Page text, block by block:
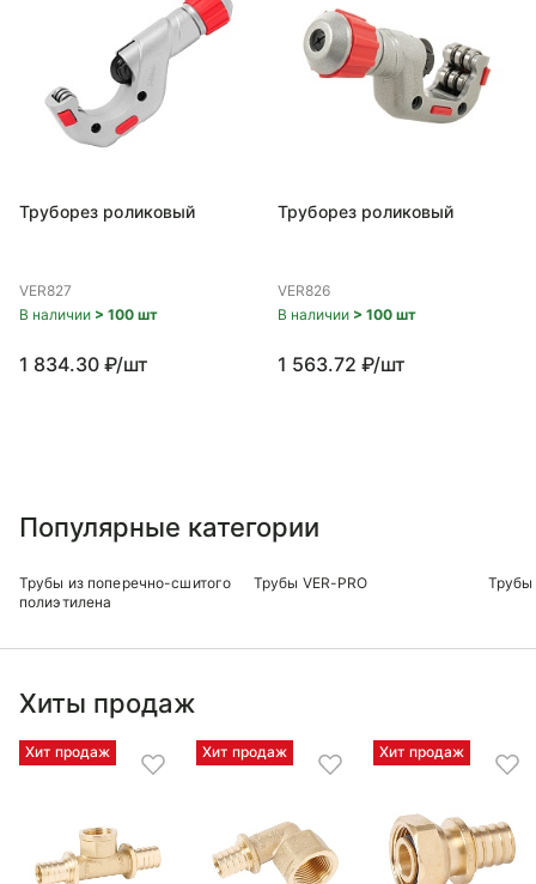
Труборез роликовый
VER827
В наличии > 100 шт
1 834.30 ₽/шт
Труборез роликовый
VER826
В наличии > 100 шт
1 563.72 ₽/шт
Популярные категории
Трубы из поперечно-сшитого
полиэтилена
Трубы VER-PRO Трубы
Хиты продаж
Хит продаж Хит продаж Хит продаж